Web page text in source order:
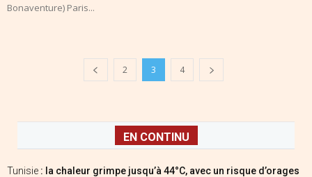
Bonaventure) Paris...
2 3 4
EN CONTINU
Tunisie : la chaleur grimpe jusqu’à 44°C, avec un risque d’orages